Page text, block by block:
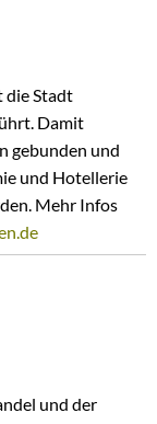
die Stadt
Damit
gebunden und
und Hotellerie
Mehr Infos
und der